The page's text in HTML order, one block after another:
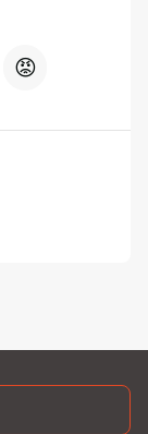
😡